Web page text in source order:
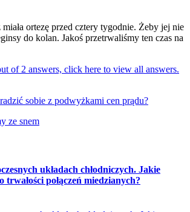
ortezę przed cztery tygodnie. Żeby jej nie
do kolan. Jakoś przetrwaliśmy ten czas na
of 2 answers, click here to view all answers.
sobie z podwyżkami cen prądu?
ze snem
układach chłodniczych. Jakie
połączeń miedzianych?